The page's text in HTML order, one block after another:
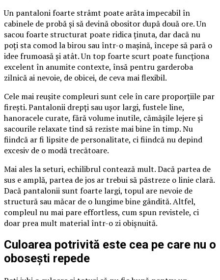
Un pantaloni foarte strâmt poate arăta impecabil în
cabinele de probă și să devină obositor după două ore. Un
sacou foarte structurat poate ridica ținuta, dar dacă nu
poți sta comod la birou sau într-o mașină, începe să pară o
idee frumoasă și atât. Un top foarte scurt poate funcționa
excelent în anumite contexte, însă pentru garderoba
zilnică ai nevoie, de obicei, de ceva mai flexibil.
Cele mai reușite compleuri sunt cele în care proporțiile par
firești. Pantalonii drepți sau ușor largi, fustele line,
hanoracele curate, fără volume inutile, cămășile lejere și
sacourile relaxate tind să reziste mai bine în timp. Nu
fiindcă ar fi lipsite de personalitate, ci fiindcă nu depind
excesiv de o modă trecătoare.
Mai ales la seturi, echilibrul contează mult. Dacă partea de
sus e amplă, partea de jos ar trebui să păstreze o linie clară.
Dacă pantalonii sunt foarte largi, topul are nevoie de
structură sau măcar de o lungime bine gândită. Altfel,
compleul nu mai pare effortless, cum spun revistele, ci
doar prea mult material într-o zi obișnuită.
Culoarea potrivită este cea pe care nu o
obosești repede